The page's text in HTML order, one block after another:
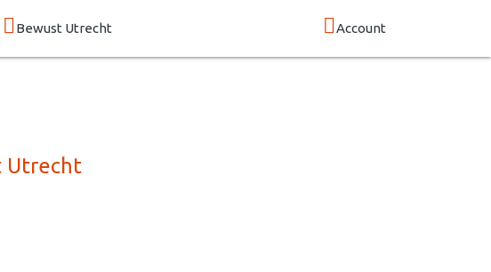
Bewust Utrecht Account
Utrecht